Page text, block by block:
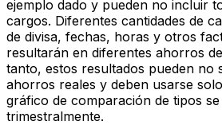
ejemplo dado y pueden no incluir
cargos. Diferentes cantidades de
de divisa, fechas, horas y otros
resultarán en diferentes ahorros
tanto, estos resultados pueden no
ahorros reales y deben usarse
gráfico de comparación de tipos
trimestralmente.